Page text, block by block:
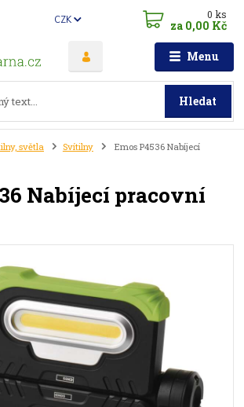
Menu
CZK
Hledat
0ks
za 0,00 Kč
světla Svítilny
Emos P4536 Nabíjecí
Nabíjecí pracovní